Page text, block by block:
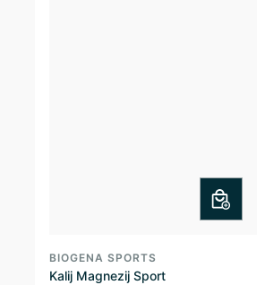
BIOGENA SPORTS
Kalij Magnezij Sport